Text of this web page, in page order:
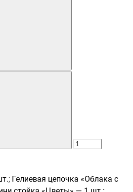
Гелиевая цепочка «Облака с